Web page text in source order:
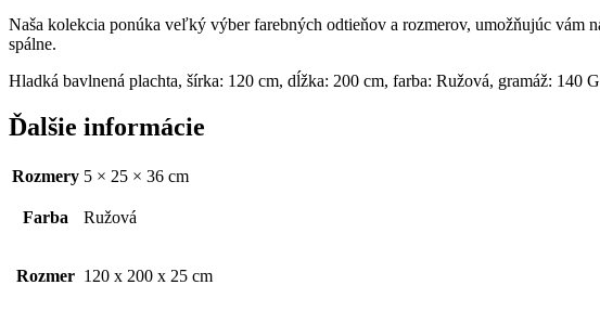
Naša kolekcia ponúka veľký výber farebných odtieňov a rozmerov, umožňujúc vám
spálne.
Hladká bavlnená plachta, šírka: 120 cm, dĺžka: 200 cm, farba: Ružová, gramáž: 140
Ďalšie informácie
Rozmery 5 × 25 × 36 cm
Farba Ružová
Rozmer 120 x 200 x 25 cm